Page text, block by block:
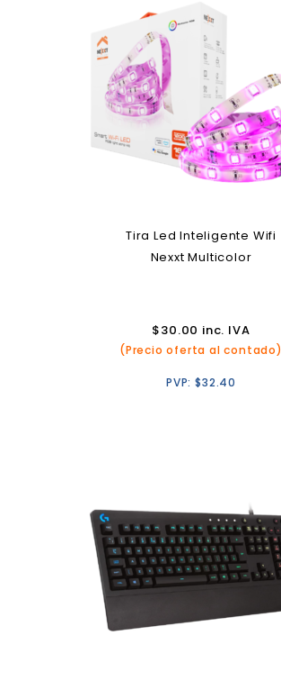
Tira Led Inteligente Wifi
Nexxt Multicolor
$30.00 inc. IVA
(Precio oferta al contado)
PVP:$32.40